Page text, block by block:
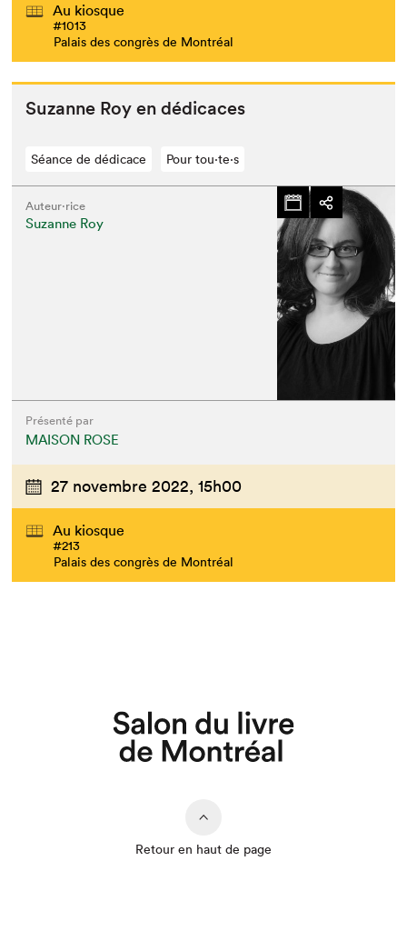
Que cherchez-vous?
Au kiosque
#1013
Palais des congrès de Montréal
Suzanne Roy en dédicaces
Séance de dédicace Pour tou⋅te⋅s
Auteur·rice
Suzanne Roy
Présenté par
MAISON ROSE
27 novembre 2022, 15h00
Au kiosque
#213
Palais des congrès de Montréal
Retour en haut de page